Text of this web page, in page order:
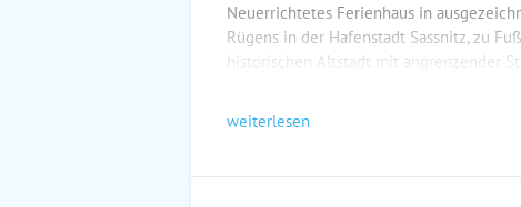
Neuerrichtetes Ferienhaus in
Rügens in der Hafenstadt Sassnitz, zu
historischen Altstadt mit angrenzender
weiterlesen